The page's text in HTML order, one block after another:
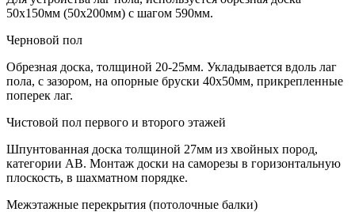
50х150мм (50х200мм) с шагом 590мм.
Черновой пол
Обрезная доска, толщиной 20-25мм. Укладывается вдоль лаг
пола, с зазором, на опорные бруски 40х50мм, прикрепленные
поперек лаг.
Чистовой пол первого и второго этажей
Шпунтованная доска толщиной 27мм из хвойных пород,
категории АВ. Монтаж доски на саморезы в горизонтальную
плоскость, в шахматном порядке.
Межэтажные перекрытия (потолочные балки)